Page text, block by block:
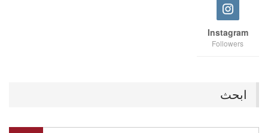
Instagram
Followers
ابحث